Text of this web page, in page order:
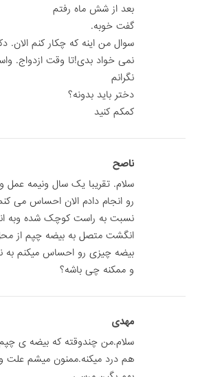
بعد از شش ماه رفتم
گفت خوبه.
سوال من اینه که چکار کنم الان.
نمی خواد بدی!تا وقت ازدواج.
نگرانم
دختر باید بدونه؟
کمکم کنید
ناصح
سلام. تقریبا یک سال ونیمه عمل
رو انجام دادم الان احساس می
نسبت به راست کوچک شده وبه
انگشت متصل به بیضه چپم از محل
بیضه چیزی رو احساس میکنم به
و ممکنه چی باشه؟
مهدی
سلام.من چندوقته که بیضه ی چپم
هم درد میکنه.ممنون میشم علت